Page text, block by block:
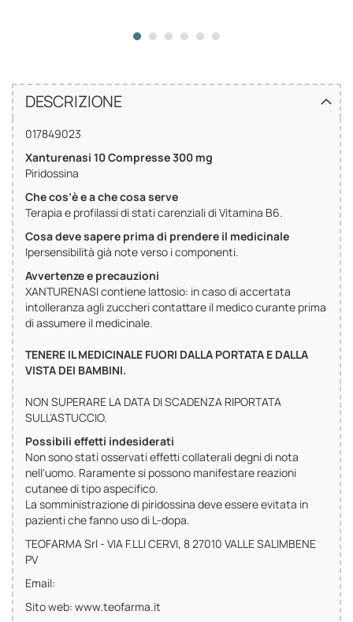
DESCRIZIONE
017849023
Xanturenasi 10 Compresse 300 mg
Piridossina
Che cos’è e a che cosa serve
Terapia e profilassi di stati carenziali di Vitamina B6.
Cosa deve sapere prima di prendere il medicinale
Ipersensibilità già note verso i componenti.
Avvertenze e precauzioni
XANTURENASI contiene lattosio: in caso di accertata
intolleranza agli zuccheri contattare il medico curante prima
di assumere il medicinale.
TENERE IL MEDICINALE FUORI DALLA PORTATA E DALLA
VISTA DEI BAMBINI.
NON SUPERARE LA DATA Dl SCADENZA RIPORTATA
SULL'ASTUCCIO.
Possibili effetti indesiderati
Non sono stati osservati effetti collaterali degni di nota
nell'uomo. Raramente si possono manifestare reazioni
cutanee di tipo aspecifico.
La somministrazione di piridossina deve essere evitata in
pazienti che fanno uso di L-dopa.
TEOFARMA Srl - VIA F.LLI CERVI, 8 27010 VALLE SALIMBENE
PV
Email:
Sito web: www.teofarma.it